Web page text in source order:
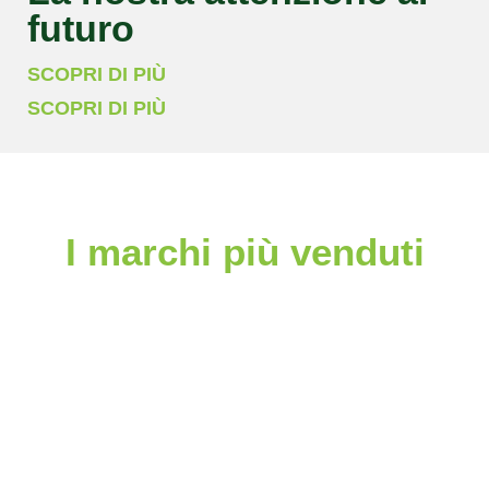
futuro
SCOPRI DI PIÙ
SCOPRI DI PIÙ
I marchi più venduti